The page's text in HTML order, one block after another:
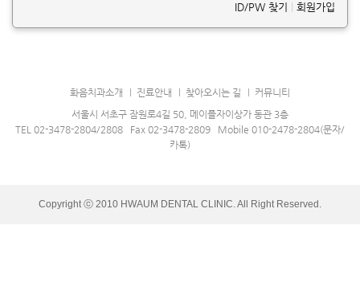
ID/PW 찾기 회원가입
화음치과소개 진료안내 찾아오시는 길
커뮤니티
서울시 서초구 잠원로4길 50, 메이플자이상가 동관 3층
TEL 02-3478-2804/2808 Fax 02-3478-2809 Mobile 010-2478-2804(문자/
카톡)
Copyright ⓒ 2010 HWAUM DENTAL CLINIC. All Right Reserved.